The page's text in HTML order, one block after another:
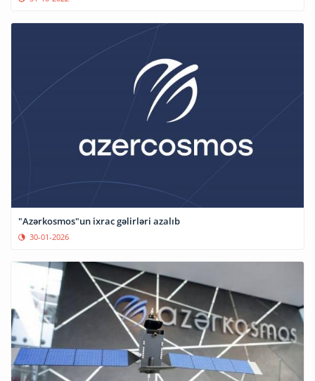
"Azərkosmos"un ixrac gəlirləri azalıb
30-01-2026